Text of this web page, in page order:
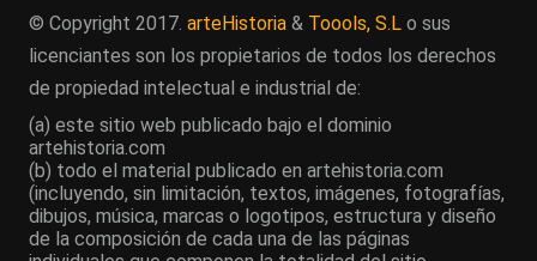
© Copyright 2017. arteHistoria & Toools, S.L o sus
licenciantes son los propietarios de todos los derechos
de propiedad intelectual e industrial de:
(a) este sitio web publicado bajo el dominio
artehistoria.com
(b) todo el material publicado en artehistoria.com
(incluyendo, sin limitación, textos, imágenes, fotografías,
dibujos, música, marcas o logotipos, estructura y diseño
de la composición de cada una de las páginas